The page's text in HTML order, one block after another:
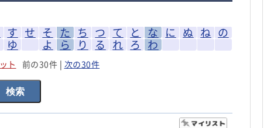
す せ そ た ち つ て と な に ぬ ね の
ゆ よ ら り る れ ろ わ
ト 前の30件 | 次の30件